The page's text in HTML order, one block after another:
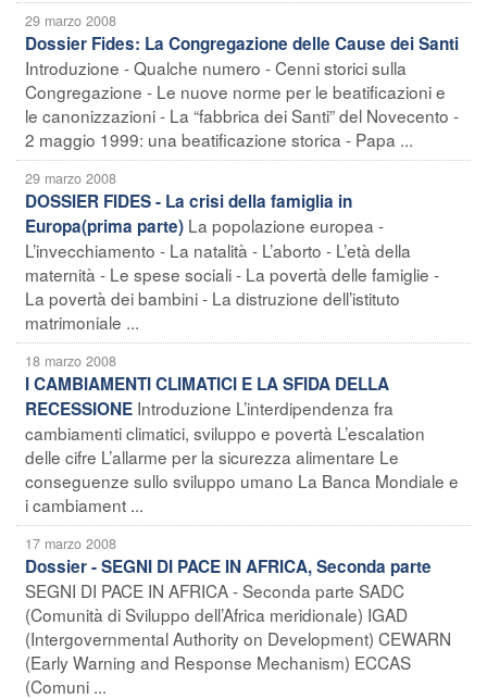
29 marzo 2008
Dossier Fides: La Congregazione delle Cause dei Santi
Introduzione - Qualche numero - Cenni storici sulla
Congregazione - Le nuove norme per le beatificazioni e
le canonizzazioni - La “fabbrica dei Santi” del Novecento -
2 maggio 1999: una beatificazione storica - Papa ...
29 marzo 2008
DOSSIER FIDES - La crisi della famiglia in
Europa(prima parte) La popolazione europea -
L’invecchiamento - La natalità - L’aborto - L’età della
maternità - Le spese sociali - La povertà delle famiglie -
La povertà dei bambini - La distruzione dell’istituto
matrimoniale ...
18 marzo 2008
I CAMBIAMENTI CLIMATICI E LA SFIDA DELLA
RECESSIONE Introduzione L’interdipendenza fra
cambiamenti climatici, sviluppo e povertà L’escalation
delle cifre L’allarme per la sicurezza alimentare Le
conseguenze sullo sviluppo umano La Banca Mondiale e
i cambiament ...
17 marzo 2008
Dossier - SEGNI DI PACE IN AFRICA, Seconda parte
SEGNI DI PACE IN AFRICA - Seconda parte SADC
(Comunità di Sviluppo dell’Africa meridionale) IGAD
(Intergovernmental Authority on Development) CEWARN
(Early Warning and Response Mechanism) ECCAS
(Comuni ...